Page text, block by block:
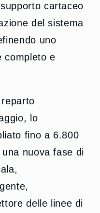
cartaceo
del sistema
uno
completo e
lo
fino a 6.800
una nuova fase di
delle linee di